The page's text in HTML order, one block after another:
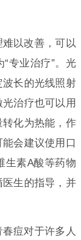
以改善，可以
专业治疗”。光
长的光线照射
治疗也可以用
化为热能，作
会建议使用口
生素A酸等药物
生的指导，并
痘对于许多人